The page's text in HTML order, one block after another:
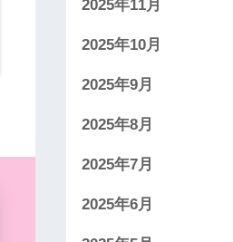
2025年11月
2025年10月
2025年9月
2025年8月
2025年7月
2025年6月